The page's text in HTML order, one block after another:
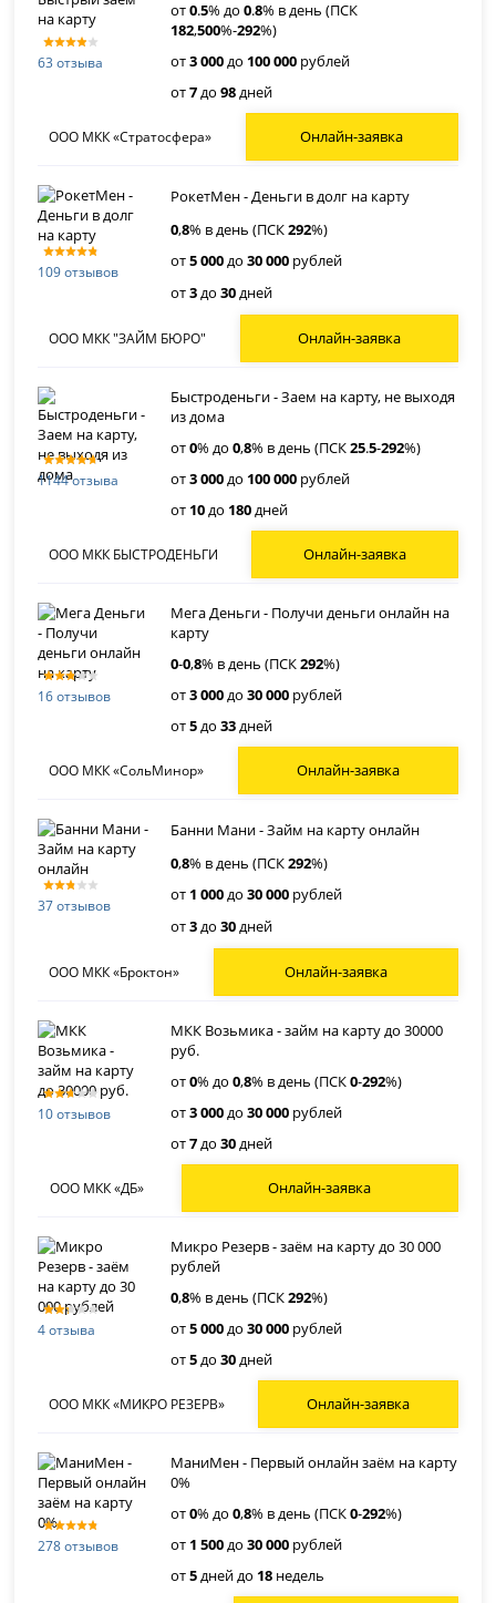
63 отзыва
от0.5% до0.8% в день (ПСК
182,500%-292%)
от3 000до 100 000 рублей
от7до98дней
ООО МКК «Стратосфера» Онлайн-заявка
109 отзывов
РокетМен - Деньги в долг на карту
0,8% в день (ПСК292%)
от5 000до30 000 рублей
от3до30дней
ООО МКК "ЗАЙМ БЮРО" Онлайн-заявка
1144 отзыва
Быстроденьги - Заем на карту, не выходя
из дома
от0% до0,8% в день (ПСК25.5-292%)
от3 000до 100 000 рублей
от 10до 180дней
ООО МКК БЫСТРОДЕНЬГИ Онлайн-заявка
16 отзывов
Мега Деньги - Получи деньги онлайн на
карту
0-0,8% в день (ПСК292%)
от3 000до30 000 рублей
от5до33дней
ООО МКК «СольМинор» Онлайн-заявка
37 отзывов
Банни Мани - Займ на карту онлайн
0,8% в день (ПСК292%)
от 1 000до30 000 рублей
от3до30дней
ООО МКК «Броктон» Онлайн-заявка
10 отзывов
МКК Возьмика - займ на карту до 30000
руб.
от0% до0,8% в день (ПСК0-292%)
от3 000до30 000 рублей
от7до30дней
ООО МКК «ДБ» Онлайн-заявка
4 отзыва
Микро Резерв - заём на карту до 30 000
рублей
0,8% в день (ПСК292%)
от5 000до30 000 рублей
от5до30дней
ООО МКК «МИКРО РЕЗЕРВ» Онлайн-заявка
278 отзывов
МаниМен - Первый онлайн заём на карту
0%
от0% до0,8% в день (ПСК0-292%)
от 1 500до30 000 рублей
от5дней до 18 недель